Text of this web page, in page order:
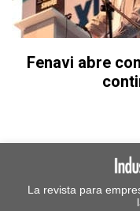
Fenavi abre
La revista para